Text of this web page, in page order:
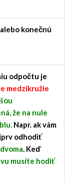
konečnú
odpočtu je
medzikružie
že na nule
Napr. ak vám
odhodiť
. Keď
musíte hodiť